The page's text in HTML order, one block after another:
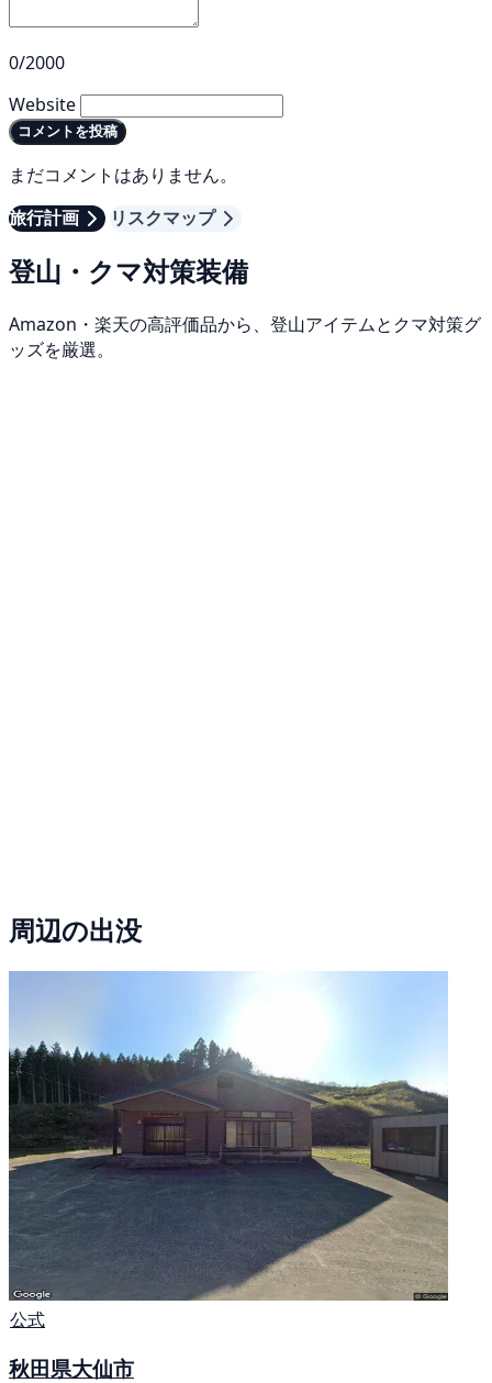
0/2000
Website
コメントを投稿
まだコメントはありません。
旅行計画
リスクマップ
登山・クマ対策装備
Amazon・楽天の高評価品から、登山アイテムとクマ対策グ
ッズを厳選。
周辺の出没
公式
秋田県大仙市